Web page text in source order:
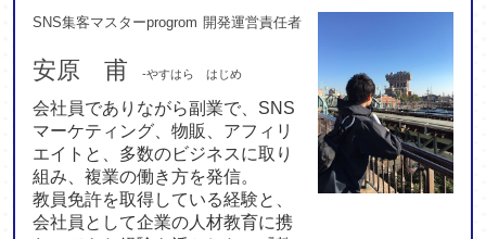
SNS集客マスターprogrom 開発運営責任者
安原 甫 -やすはら はじめ
会社員でありながら副業で、SNS
マーケティング、物販、アフィリ
エイトと、多数のビジネスに取り
組み、複業の働き方を発信。
教員免許を取得している経験と、
会社員として企業の人材教育に携